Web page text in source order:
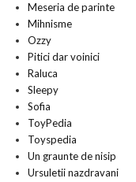
Meseria de parinte
Mihnisme
Ozzy
Pitici dar voinici
Raluca
Sleepy
Sofia
ToyPedia
Toyspedia
Un graunte de nisip
Ursuletii nazdravani